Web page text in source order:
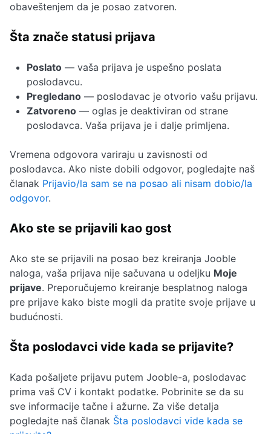
obaveštenjem da je posao zatvoren.
Šta znače statusi prijava
Poslato — vaša prijava je uspešno poslata
poslodavcu.
Pregledano — poslodavac je otvorio vašu prijavu.
Zatvoreno — oglas je deaktiviran od strane
poslodavca. Vaša prijava je i dalje primljena.
Vremena odgovora variraju u zavisnosti od
poslodavca. Ako niste dobili odgovor, pogledajte naš
članak Prijavio/la sam se na posao ali nisam dobio/la
odgovor.
Ako ste se prijavili kao gost
Ako ste se prijavili na posao bez kreiranja Jooble
naloga, vaša prijava nije sačuvana u odeljku Moje
prijave. Preporučujemo kreiranje besplatnog naloga
pre prijave kako biste mogli da pratite svoje prijave u
budućnosti.
Šta poslodavci vide kada se prijavite?
Kada pošaljete prijavu putem Jooble-a, poslodavac
prima vaš CV i kontakt podatke. Pobrinite se da su
sve informacije tačne i ažurne. Za više detalja
pogledajte naš članak Šta poslodavci vide kada se